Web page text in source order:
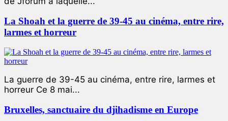
La Shoah et la guerre de 39-45 au cinéma, entre rire,
larmes et horreur
La guerre de 39-45 au cinéma, entre rire, larmes et
horreur Ce 8 mai...
Bruxelles, sanctuaire du djihadisme en Europe